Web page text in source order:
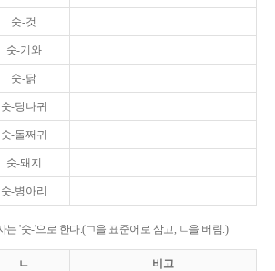
숫-것
숫-기와
숫-닭
숫-당나귀
숫-돌쩌귀
숫-돼지
숫-병아리
는 '숫-'으로 한다.(ㄱ을 표준어로 삼고, ㄴ을 버림.)
ㄴ 비고